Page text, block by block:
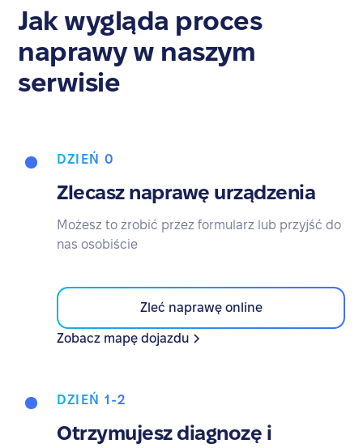
Jak wygląda proces
naprawy w naszym
serwisie
DZIEŃ 0
Zlecasz naprawę urządzenia
Możesz to zrobić przez formularz lub przyjść do
nas osobiście
Zleć naprawę online
Zobacz mapę dojazdu
DZIEŃ 1-2
Otrzymujesz diagnozę i